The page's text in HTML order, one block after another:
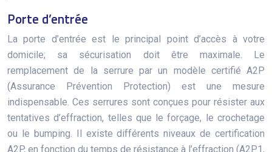
Porte d’entrée
La porte d’entrée est le principal point d’accès à votre
domicile; sa sécurisation doit être maximale. Le
remplacement de la serrure par un modèle certifié A2P
(Assurance Prévention Protection) est une mesure
indispensable. Ces serrures sont conçues pour résister aux
tentatives d’effraction, telles que le forçage, le crochetage
ou le bumping. Il existe différents niveaux de certification
A2P, en fonction du temps de résistance à l’effraction (A2P1,